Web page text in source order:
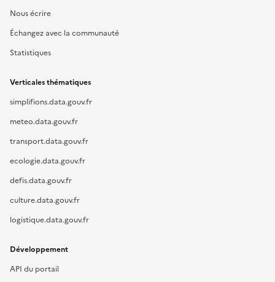
Nous écrire
Échangez avec la communauté
Statistiques
Verticales thématiques
simplifions.data.gouv.fr
meteo.data.gouv.fr
transport.data.gouv.fr
ecologie.data.gouv.fr
defis.data.gouv.fr
culture.data.gouv.fr
logistique.data.gouv.fr
Développement
API du portail